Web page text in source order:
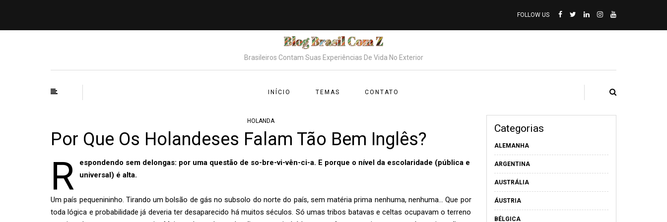
FOLLOW US
Brasileiros Contam Suas Experiências De Vida No Exterior
INÍCIO TEMAS CONTATO
HOLANDA
Por Que Os Holandeses Falam Tão Bem Inglês?
R
espondendo sem delongas: por uma questão de so-bre-vi-vên-ci-a. E porque o nível da escolaridade (pública e
universal) é alta.
Um país pequenininho. Tirando um bolsão de gás no subsolo do norte do país, sem matéria prima nenhuma, nenhuma… Que por
toda lógica e probabilidade já deveria ter desaparecido há muitos séculos. Só umas tribos batavas e celtas ocupavam o terreno
Categorias
ALEMANHA
ARGENTINA
AUSTRÁLIA
ÁUSTRIA
BÉLGICA